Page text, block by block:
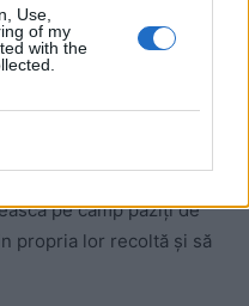
Use,
of my
with the
pe câmp păziți de
propria lor recoltă și să